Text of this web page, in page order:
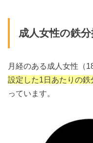
成人女性の鉄
月経のある成人女性（
設定した1日あたりの
っています。